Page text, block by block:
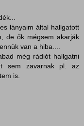
lányaim által hallgatott
de ők mégsem akarják
van a hiba....
még rádiót hallgatni
sem zavarnak pl. az
is.